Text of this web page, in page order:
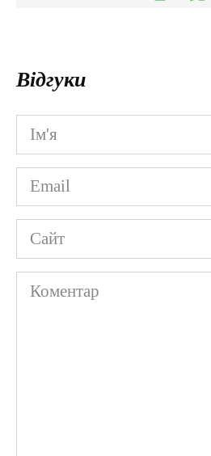
Відгуки
Ім'я
*
Email
*
Сайт
Коментар